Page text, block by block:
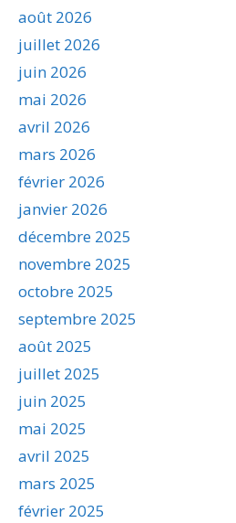
août 2026
juillet 2026
juin 2026
mai 2026
avril 2026
mars 2026
février 2026
janvier 2026
décembre 2025
novembre 2025
octobre 2025
septembre 2025
août 2025
juillet 2025
juin 2025
mai 2025
avril 2025
mars 2025
février 2025